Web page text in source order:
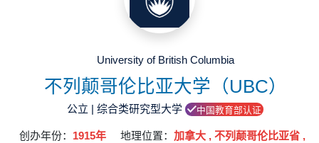
University of British Columbia
不列颠哥伦比亚大学（UBC）
公立 | 综合类研究型大学 中国教育部认证
创办年份： 1915年 地理位置： 加拿大 , 不列颠哥伦比亚省 ,